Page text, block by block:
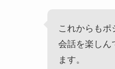
これからもポ
会話を楽しん
ます。